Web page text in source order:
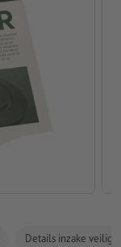
Details inzake